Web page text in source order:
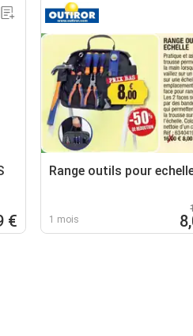
€
Range outils pour
1 mois